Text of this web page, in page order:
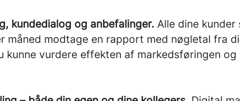
kundedialog og anbefalinger. Alle dine kunder
måned modtage en rapport med nøgletal fra
kunne vurdere effekten af markedsføringen